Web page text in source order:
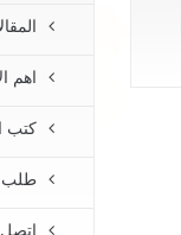
اهم
كتب
طلب
اتصل